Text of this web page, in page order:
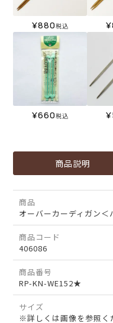
¥880税込 ¥
¥660税込 ¥
商品説明
商品
オーバーカーディガン＜
商品コード
406086
商品番号
RP-KN-WE152★
サイズ
※詳しくは画像を参照く